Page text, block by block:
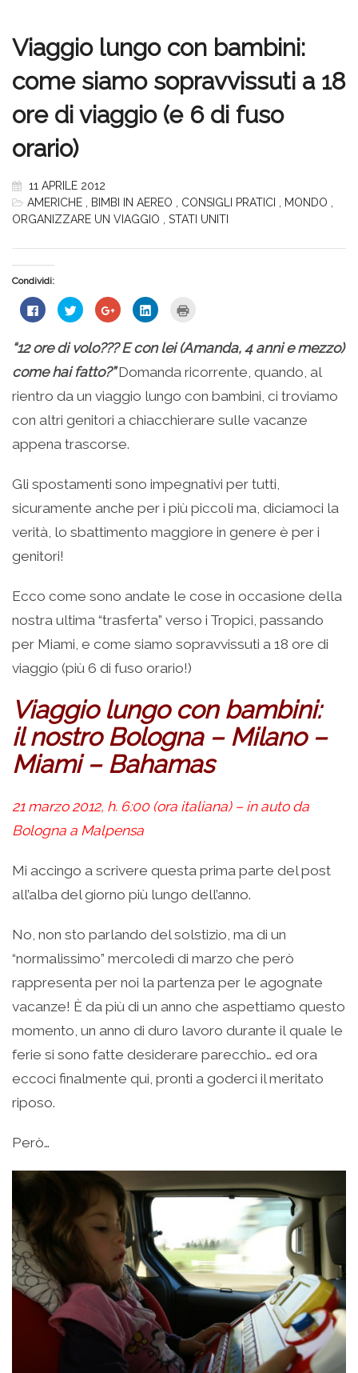
Viaggio lungo con bambini:
come siamo sopravvissuti a 18
ore di viaggio (e 6 di fuso
orario)
11 APRILE 2012
AMERICHE
BIMBI IN AEREO CONSIGLI PRATICI MONDO
ORGANIZZARE UN VIAGGIO
STATI UNITI
Condividi:
Fai
clic
su
Facebook
apre
una
nuova
finestra)
Fai
clic
condividere
su
Twitter
(Si
in
una
nuova
finestra)
Fai
clic
condividere
su
Google+
(Si
in
una
nuova
finestra)
Fai
clic
condividere
su
LinkedIn
(Si
in
una
nuova
finestra)
stampare
(Si
apre
in
nuova
finestra)
“12 ore di volo??? E con lei (Amanda, 4 anni e mezzo)
come hai fatto?”Domanda ricorrente, quando, al
rientro da un viaggio lungo con bambini, ci troviamo
con altri genitori a chiacchierare sulle vacanze
appena trascorse.
Gli spostamenti sono impegnativi per tutti,
sicuramente anche per i più piccoli ma, diciamoci la
verità, lo sbattimento maggiore in genere è per i
genitori!
Ecco come sono andate le cose in occasione della
nostra ultima “trasferta” verso i Tropici, passando
per Miami, e come siamo sopravvissuti a 18 ore di
viaggio (più 6 di fuso orario!)
Viaggio lungo con bambini:
il nostro Bologna – Milano –
Miami – Bahamas
21 marzo 2012, h. 6:00 (ora italiana) – in auto da
Bologna a Malpensa
Mi accingo a scrivere questa prima parte del post
all’alba del giorno più lungo dell’anno.
No, non sto parlando del solstizio, ma di un
“normalissimo” mercoledì di marzo che però
rappresenta per noi la partenza per le agognate
vacanze! È da più di un anno che aspettiamo questo
momento, un anno di duro lavoro durante il quale le
ferie si sono fatte desiderare parecchio… ed ora
eccoci finalmente qui, pronti a goderci il meritato
riposo.
Però…